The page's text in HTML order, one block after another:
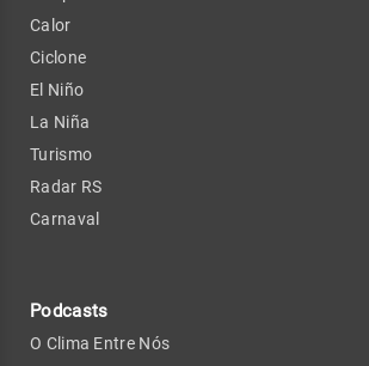
Calor
Ciclone
El Niño
La Niña
Turismo
Radar RS
Carnaval
Podcasts
O Clima Entre Nós